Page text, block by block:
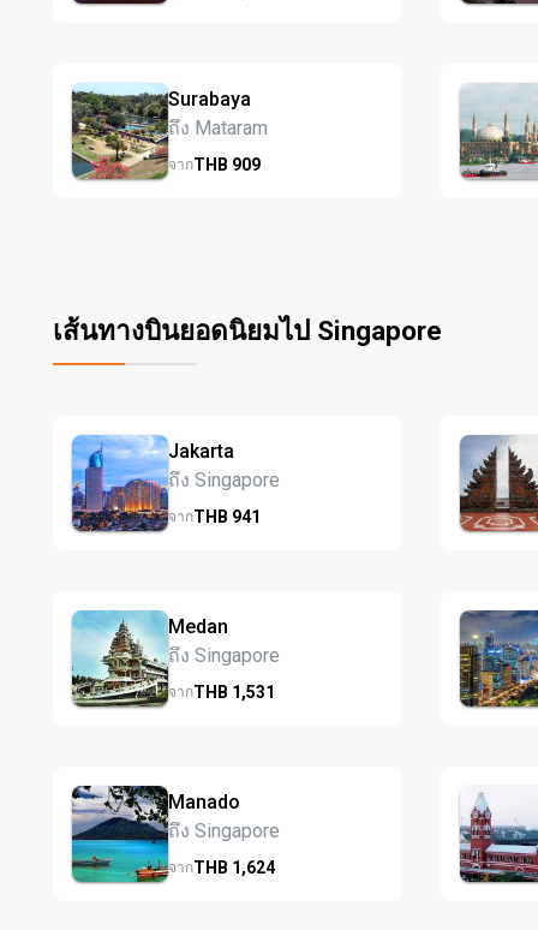
Surabaya
ถึง Mataram
จากTHB 909
เส้นทางบินยอดนิยมไป Singapore
Jakarta
ถึง Singapore
จากTHB 941
Medan
ถึง Singapore
จากTHB 1,531
Manado
ถึง Singapore
จากTHB 1,624